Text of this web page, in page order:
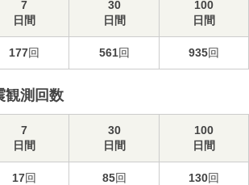
7
日間
30
日間
100
日間
177回 561回 935回
観測回数
7
日間
30
日間
100
日間
17回 85回 130回